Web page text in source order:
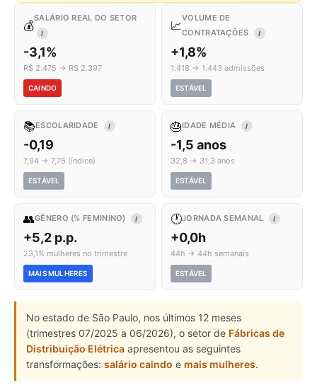
💰
SALÁRIO REAL DO SETOR
I
-3,1%
R$ 2.475 → R$ 2.397
CAINDO
📈
VOLUME DE
CONTRATAÇÕES
I
+1,8%
1.418 → 1.443 admissões
ESTÁVEL
📚ESCOLARIDADE I
-0,19
7,94 → 7,75 (índice)
ESTÁVEL
🎂IDADE MÉDIA I
-1,5 anos
32,8 → 31,3 anos
ESTÁVEL
👥GÊNERO (% FEMININO) I
+5,2 p.p.
23,1% mulheres no trimestre
MAIS MULHERES
🕐JORNADA SEMANAL I
+0,0h
44h → 44h semanais
ESTÁVEL
No estado de São Paulo, nos últimos 12 meses
(trimestres 07/2025 a 06/2026), o setor de Fábricas de
Distribuição Elétrica apresentou as seguintes
transformações: salário caindo e mais mulheres.